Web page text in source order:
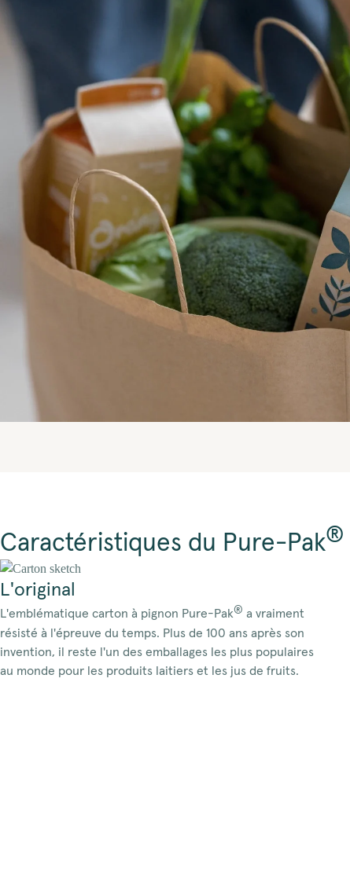
Caractéristiques du Pure-Pak®
L'original
L'emblématique carton à pignon Pure-Pak® a vraiment
résisté à l'épreuve du temps. Plus de 100 ans après son
invention, il reste l'un des emballages les plus populaires
au monde pour les produits laitiers et les jus de fruits.